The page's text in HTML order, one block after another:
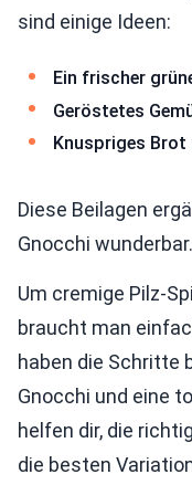
sind einige Ideen:
Ein frischer
Geröstetes
Knuspriges Brot
Diese Beilagen
Gnocchi wunderbar.
Um cremige Pilz-
braucht man
haben die Schritte
Gnocchi und eine
helfen dir, die
die besten